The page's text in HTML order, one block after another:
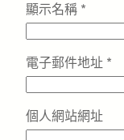
顯示名稱 *
電子郵件地址 *
個人網站網址